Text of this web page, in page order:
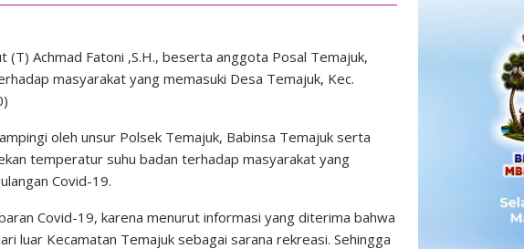
(T) Achmad Fatoni ,S.H., beserta anggota Posal Temajuk,
masyarakat yang memasuki Desa Temajuk, Kec.
oleh unsur Polsek Temajuk, Babinsa Temajuk serta
temperatur suhu badan terhadap masyarakat yang
Covid-19.
Covid-19, karena menurut informasi yang diterima bahwa
luar Kecamatan Temajuk sebagai sarana rekreasi. Sehingga